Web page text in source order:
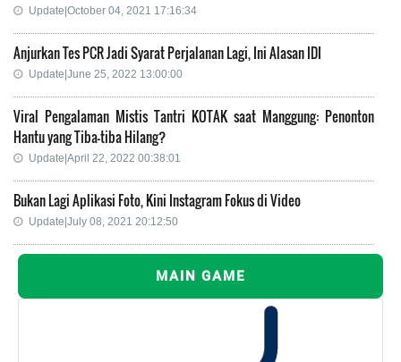
Update|October 04, 2021 17:16:34
Anjurkan Tes PCR Jadi Syarat Perjalanan Lagi, Ini Alasan IDI
Update|June 25, 2022 13:00:00
Viral Pengalaman Mistis Tantri KOTAK saat Manggung: Penonton
Hantu yang Tiba-tiba Hilang?
Update|April 22, 2022 00:38:01
Bukan Lagi Aplikasi Foto, Kini Instagram Fokus di Video
Update|July 08, 2021 20:12:50
MAIN GAME